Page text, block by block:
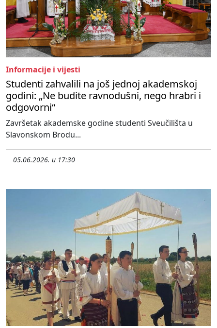
Informacije i vijesti
Studenti zahvalili na još jednoj akademskoj
godini: „Ne budite ravnodušni, nego hrabri i
odgovorni“
Završetak akademske godine studenti Sveučilišta u
Slavonskom Brodu...
05.06.2026. u 17:30